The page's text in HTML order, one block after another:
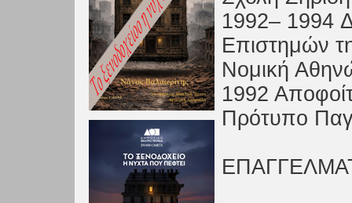
1992– 1994
Επιστημών
Νομική
1992
Πρότυπο